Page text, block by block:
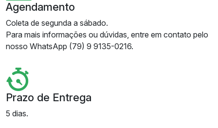
Agendamento
Coleta de segunda a sábado.
Para mais informações ou dúvidas, entre em contato pelo
nosso WhatsApp (79) 9 9135-0216.
Prazo de Entrega
5 dias.